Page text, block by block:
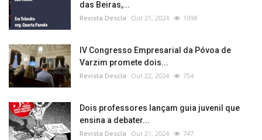
das Beiras,...
Revista Descla Out 21, 2024 1098
IV Congresso Empresarial da Póvoa de
Varzim promete dois...
Revista Descla Out 22, 2024 754
Dois professores lançam guia juvenil que
ensina a debater...
Revista Descla Out 21, 2024 747